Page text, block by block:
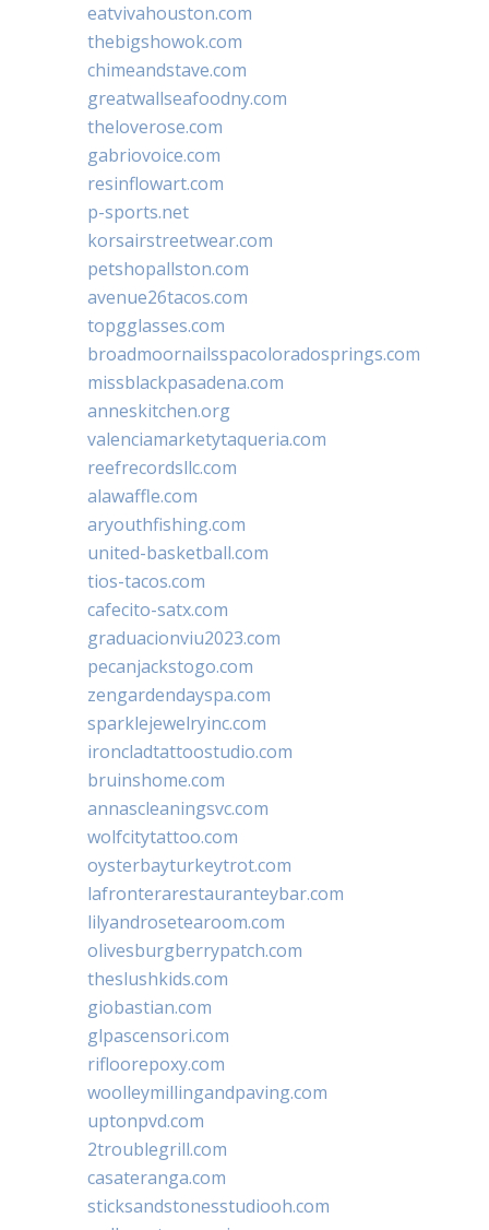
eatvivahouston.com
thebigshowok.com
chimeandstave.com
greatwallseafoodny.com
theloverose.com
gabriovoice.com
resinflowart.com
p-sports.net
korsairstreetwear.com
petshopallston.com
avenue26tacos.com
topgglasses.com
broadmoornailsspacoloradosprings.com
missblackpasadena.com
anneskitchen.org
valenciamarketytaqueria.com
reefrecordsllc.com
alawaffle.com
aryouthfishing.com
united-basketball.com
tios-tacos.com
cafecito-satx.com
graduacionviu2023.com
pecanjackstogo.com
zengardendayspa.com
sparklejewelryinc.com
ironcladtattoostudio.com
bruinshome.com
annascleaningsvc.com
wolfcitytattoo.com
oysterbayturkeytrot.com
lafronterarestauranteybar.com
lilyandrosetearoom.com
olivesburgberrypatch.com
theslushkids.com
giobastian.com
glpascensori.com
rifloorepoxy.com
woolleymillingandpaving.com
uptonpvd.com
2troublegrill.com
casateranga.com
sticksandstonesstudiooh.com